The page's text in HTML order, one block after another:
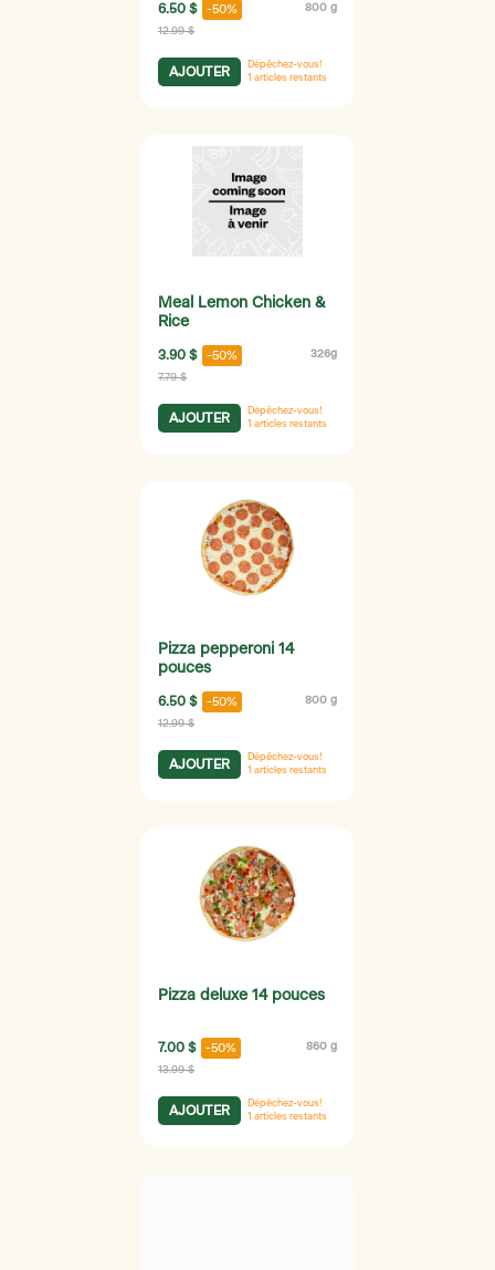
6.50 $ -50% 800 g
12.99 $
AJOUTER
Dépêchez-vous!
1 articles restants
Meal Lemon Chicken &
Rice
3.90 $ -50% 326g
7.79 $
AJOUTER
Dépêchez-vous!
1 articles restants
Pizza pepperoni 14
pouces
6.50 $ -50% 800 g
12.99 $
AJOUTER
Dépêchez-vous!
1 articles restants
Pizza deluxe 14 pouces
7.00 $ -50% 860 g
13.99 $
AJOUTER
Dépêchez-vous!
1 articles restants